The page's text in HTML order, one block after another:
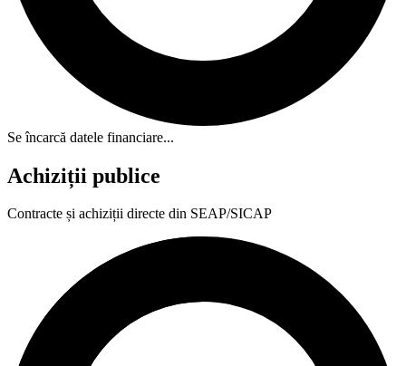
Se încarcă datele financiare...
Achiziții publice
Contracte și achiziții directe din SEAP/SICAP